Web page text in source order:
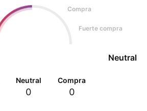
Compra
Fuerte compra
Neutral
Neutral
0
Compra
0